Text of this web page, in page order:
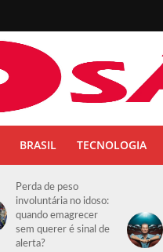
BRASIL TECNOLOGIA
Perda de peso
involuntária no idoso:
quando emagrecer
sem querer é sinal de
alerta?